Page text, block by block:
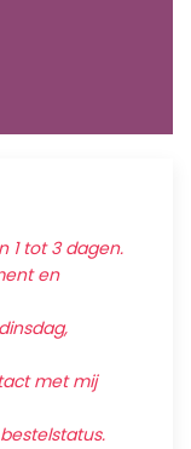
1 tot 3 dagen.
en
met mij